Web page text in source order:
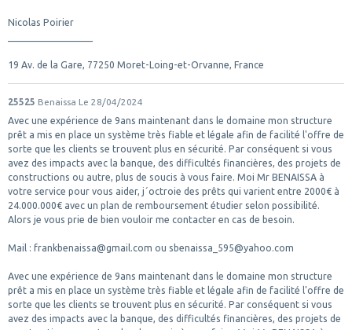
Nicolas Poirier
19 Av. de la Gare, 77250 Moret-Loing-et-Orvanne, France
25525 Benaissa Le 28/04/2024
Avec une expérience de 9ans maintenant dans le domaine mon structure
prêt a mis en place un système très fiable et légale afin de facilité l'offre de
sorte que les clients se trouvent plus en sécurité. Par conséquent si vous
avez des impacts avec la banque, des difficultés financières, des projets de
constructions ou autre, plus de soucis à vous faire. Moi Mr BENAISSA à
votre service pour vous aider, j´octroie des prêts qui varient entre 2000€ à
24.000.000€ avec un plan de remboursement étudier selon possibilité.
Alors je vous prie de bien vouloir me contacter en cas de besoin.
Mail : frankbenaissa@gmail.com ou sbenaissa_595@yahoo.com
Avec une expérience de 9ans maintenant dans le domaine mon structure
prêt a mis en place un système très fiable et légale afin de facilité l'offre de
sorte que les clients se trouvent plus en sécurité. Par conséquent si vous
avez des impacts avec la banque, des difficultés financières, des projets de